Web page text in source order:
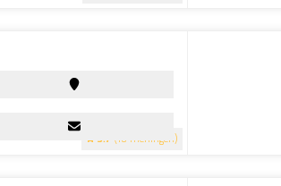
3.7 (10 meningen)